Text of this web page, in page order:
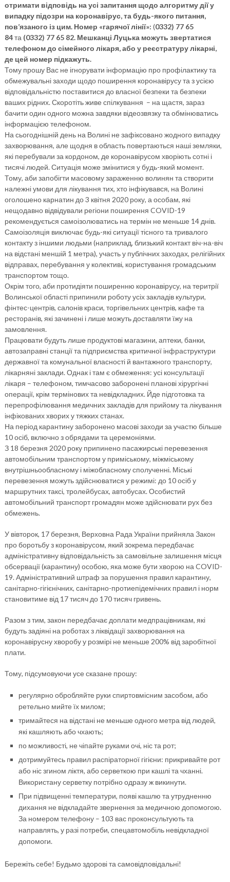
отримати відповідь на усі запитання щодо алгоритму дії у
випадку підозри на коронавірус, та будь-якого питання,
пов’язаного із цим. Номер «гарячої лінії»: (0332) 77 65
84та (0332) 77 65 82. Мешканці Луцька можуть звертатися
телефоном до сімейного лікаря, або у реєстратуру лікарні,
де цей номер підкажуть.
Тому прошу Вас не ігнорувати інформацію про профілактику та
обмежувальні заходи щодо поширення коронавірусу та з усією
відповідальністю поставитися до власної безпеки та безпеки
ваших рідних. Скоротіть живе спілкування – на щастя, зараз
бачити один одного можна завдяки відеозвязку та обмінюватись
інформацією телефоном.
На сьогоднішній день на Волині не зафіксовано жодного випадку
захворювання, але щодня в область повертаються наші земляки,
які перебували за кордоном, де коронавірусом хворіють сотні і
тисячі людей. Ситуація може змінитися у будь-який момент.
Тому, аби запобігти масовому зараженню волинян та створити
належні умови для лікування тих, хто інфікувався, на Волині
оголошено карнатин до 3 квітня 2020 року, а особам, які
нещодавно відвідували регіони поширення COVID-19
рекомендується самоізолюватись на термін не меньше 14 днів.
Самоізоляція виключає будь-які ситуації тісного та тривалого
контакту з іншими людьми (наприклад, близький контакт віч-на-віч
на відстані меншій 1 метра), участь у публічних заходах, релігійних
відправах, перебування у колективі, користування громадським
транспортом тощо.
Окрім того, аби протидіяти поширенню коронавірусу, на теритрії
Волинської області припинили роботу усіх закладів культури,
фінтес-центрів, салонів краси, торгівельних центрів, кафе та
ресторанів, які зачинені і лише можуть доставляти їжу на
замовлення.
Працювати будуть лише продуктові магазини, аптеки, банки,
автозаправні станції та підприємства критичної інфраструктури
державної та комунальної власності й вантажного транспорту,
лікарняні заклади. Однак і там є обмеження: усі консультації
лікаря – телефоном, тимчасово заборонені планові хірургічні
операції, крім термінових та невідкладних. Йде підготовка та
перепрофілювання медичних закладів для прийому та лікування
інфікованих хворих у тяжких станах.
На період карантину заборонено масові заходи за участю більше
10 осіб, включно з обрядами та церемоніями.
З 18 березня 2020 року припинено пасажирські перевезення
автомобільним транспортом у приміському, міжміському
внутрішньообласному і міжобласному сполученні. Міські
перевезення можуть здійснюватися у режимі: до 10 осіб у
маршрутних таксі, тролейбусах, автобусах. Особистий
автомобільний транспорт громадян може здійснювати рух без
обмежень.
У вівторок, 17 березня, Верховна Рада України прийняла Закон
про боротьбу з коронавірусом, який зокрема передбачає
адміністративну відповідальність за самовільне залишення місця
обсервації (карантину) особою, яка може бути хворою на COVID-
19. Адміністративний штраф за порушення правил карантину,
санітарно-гігієнічних, санітарно-протиепідемічних правил і норм
становитиме від 17 тисяч до 170 тисяч гривень.
Разом з тим, закон передбачає доплати медпрацівникам, які
будуть задіяні на роботах з ліквідації захворювання на
коронавірусну хворобу у розмірі не меньше 200% від заробітної
плати.
Тому, підсумовуючи усе сказане прошу:
регулярно обробляйте руки спиртовмісним засобом, або
ретельно мийте їх милом;
тримайтеся на відстані не меньше одного метра від людей,
які кашляють або чхають;
по можливості, не чіпайте руками очі, ніс та рот;
дотримуйтесь правил распіраторної гігієни: прикривайте рот
або ніс згином ліктя, або серветкою при кашлі та чханні.
Використану серветку потрібно одразу ж викинути.
При підвищенні температури, появі кашлю та утрудненню
дихання не відкладайте звернення за медичною допомогою.
За номером телефону – 103 вас проконсультують та
направлять, у разі потреби, спецавтомобіль невідкладної
допомоги.
Бережіть себе! Будьмо здорові та самовідповідальні!